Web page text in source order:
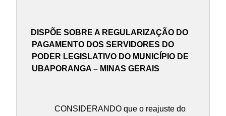
DISPÕE SOBRE A REGULARIZAÇÃO DO
PAGAMENTO DOS SERVIDORES DO
PODER LEGISLATIVO DO MUNICÍPIO DE
UBAPORANGA – MINAS GERAIS
CONSIDERANDO que o reajuste do